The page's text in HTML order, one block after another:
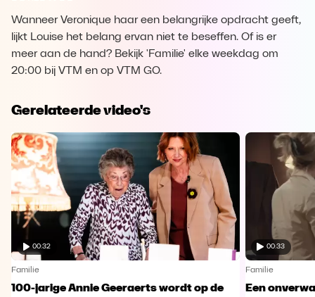
Wanneer Veronique haar een belangrijke opdracht geeft,
lijkt Louise het belang ervan niet te beseffen. Of is er
meer aan de hand? Bekijk 'Familie' elke weekdag om
20:00 bij VTM en op VTM GO.
Gerelateerde video's
00:32
Familie
100-jarige Annie Geeraerts wordt op de
00:33
Familie
Een